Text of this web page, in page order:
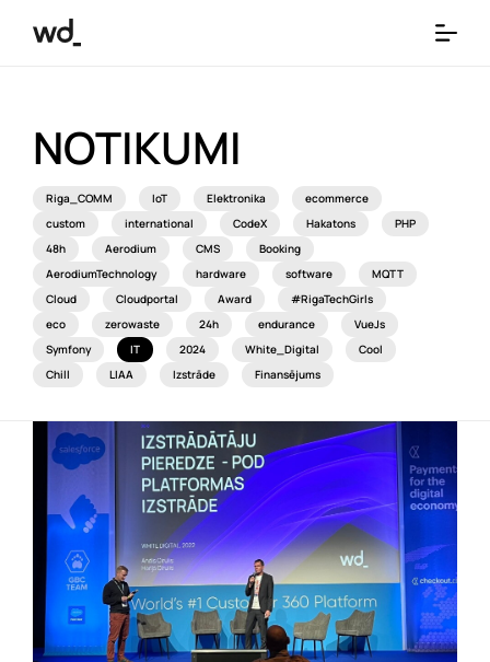
NOTIKUMI
Riga_COMM IoT Elektronika
ecommerce
custom
international CodeX Hakatons
PHP
48h
Aerodium CMS
Booking
AerodiumTechnology
hardware software
MQTT
Cloud
Cloudportal Award
#RigaTechGirls
eco
zerowaste 24h endurance
VueJs
Symfony
IT 2024 White_Digital
Cool
Chill
LIAA Izstrāde Finansējums